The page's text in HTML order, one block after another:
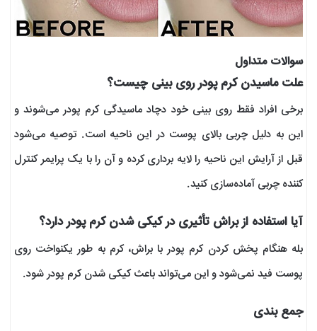
سوالات متداول
علت ماسیدن کرم پودر روی بینی چیست؟
برخی افراد فقط روی بینی خود دچاد ماسیدگی کرم پودر می‌شوند و
این به دلیل چربی بالای پوست در این ناحیه است. توصیه می‌شود
قبل از آرایش این ناحیه را لایه برداری کرده و آن را با یک پرایمر کنترل
کننده چربی آماده‌سازی کنید.
آیا استفاده از براش تأثیری در کیکی شدن کرم پودر دارد؟
بله هنگام پخش کردن کرم پودر با براش، کرم به طور یکنواخت روی
پوست فید نمی‌شود و این می‌تواند باعث کیکی شدن کرم پودر شود.
جمع بندی